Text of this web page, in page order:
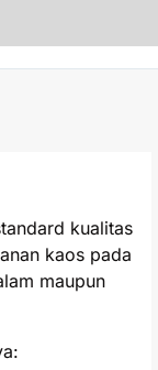
kualitas
kaos pada
maupun